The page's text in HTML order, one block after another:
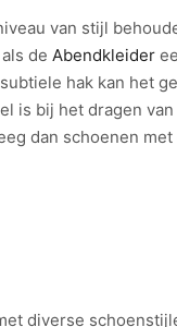
van stijl
de Abendkleider
hak kan het
is bij het dragen
dan schoenen
diverse